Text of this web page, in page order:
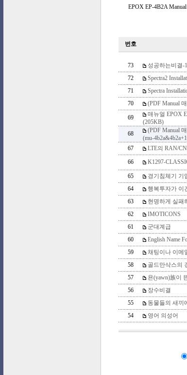
EPOX EP-4B2A
번호
73 성공하는비결-
72
Spectra2
71
Spectra
70
(PDF Manual
69
매뉴얼 EPOX
(205KB)
68
(PDF Manual
(mu-
67 LTE의 RAN/
66
K1297-
65 경기침체기 기
64
행복투자가 이
63
현명하게 실패
62
IMOTICONS
61
군대계급
60
English Name
59
채팅이나 이메
58
골드만삭스의
57
욘(yawn)族이
56
장수비결
55
동물들의 새끼
54
영어 의성어